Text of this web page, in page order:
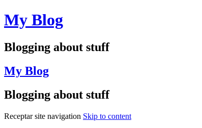
My Blog
Blogging about stuff
My Blog
Blogging about stuff
Receptar site navigation Skip to content